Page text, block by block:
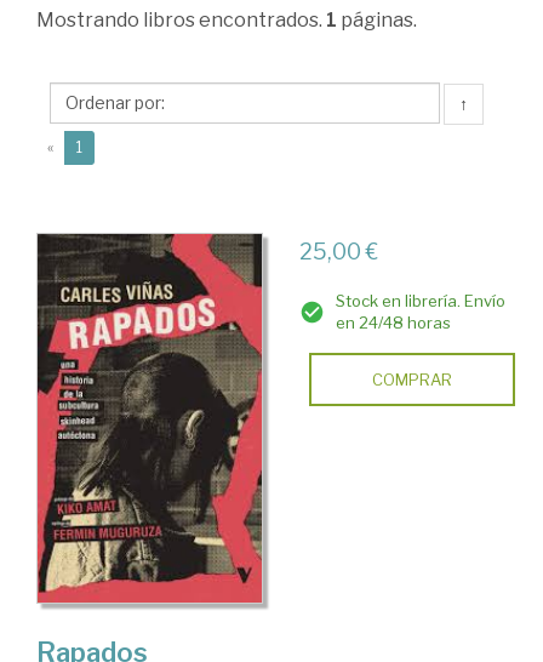
Viñas,
Mostrando libros encontrados. 1 páginas.
↑
« 1
25,00 €
Stock en librería. Envío
en 24/48 horas
COMPRAR
Rapados